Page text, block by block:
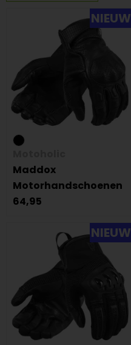
NIEUW
Maddox
Motorhandschoenen
64,95
NIEUW